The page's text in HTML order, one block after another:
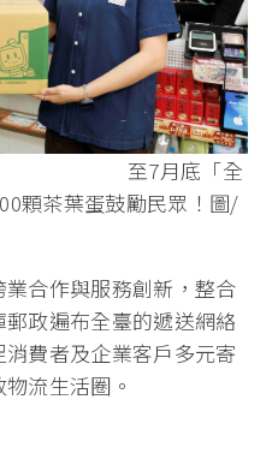
「全
顆茶葉蛋鼓勵民眾！圖/
合作與服務創新，整合
政遍布全臺的遞送網絡
費者及企業客戶多元寄
流生活圈。